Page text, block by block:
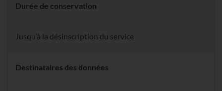
Durée de conservation
Jusqu’à la désinscription du service
Destinataires des données